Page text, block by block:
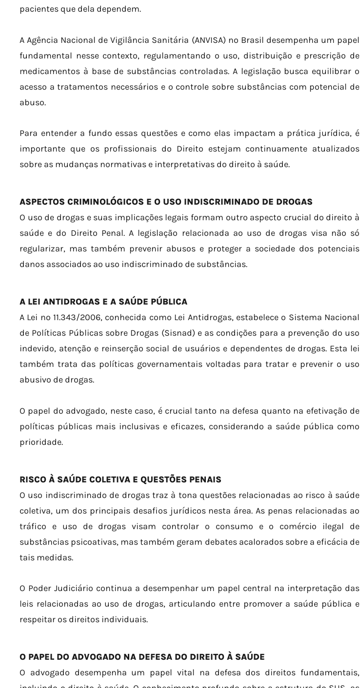
pacientes que dela dependem.
A Agência Nacional de Vigilância Sanitária (ANVISA) no Brasil desempenha um papel
fundamental nesse contexto, regulamentando o uso, distribuição e prescrição de
medicamentos à base de substâncias controladas. A legislação busca equilibrar o
acesso a tratamentos necessários e o controle sobre substâncias com potencial de
abuso.
Para entender a fundo essas questões e como elas impactam a prática jurídica, é
importante que os profissionais do Direito estejam continuamente atualizados
sobre as mudanças normativas e interpretativas do direito à saúde.
ASPECTOS CRIMINOLÓGICOS E O USO INDISCRIMINADO DE DROGAS
O uso de drogas e suas implicações legais formam outro aspecto crucial do direito à
saúde e do Direito Penal. A legislação relacionada ao uso de drogas visa não só
regularizar, mas também prevenir abusos e proteger a sociedade dos potenciais
danos associados ao uso indiscriminado de substâncias.
A LEI ANTIDROGAS E A SAÚDE PÚBLICA
A Lei nº 11.343/2006, conhecida como Lei Antidrogas, estabelece o Sistema Nacional
de Políticas Públicas sobre Drogas (Sisnad) e as condições para a prevenção do uso
indevido, atenção e reinserção social de usuários e dependentes de drogas. Esta lei
também trata das políticas governamentais voltadas para tratar e prevenir o uso
abusivo de drogas.
O papel do advogado, neste caso, é crucial tanto na defesa quanto na efetivação de
políticas públicas mais inclusivas e eficazes, considerando a saúde pública como
prioridade.
RISCO À SAÚDE COLETIVA E QUESTÕES PENAIS
O uso indiscriminado de drogas traz à tona questões relacionadas ao risco à saúde
coletiva, um dos principais desafios jurídicos nesta área. As penas relacionadas ao
tráfico e uso de drogas visam controlar o consumo e o comércio ilegal de
substâncias psicoativas, mas também geram debates acalorados sobre a eficácia de
tais medidas.
O Poder Judiciário continua a desempenhar um papel central na interpretação das
leis relacionadas ao uso de drogas, articulando entre promover a saúde pública e
respeitar os direitos individuais.
O PAPEL DO ADVOGADO NA DEFESA DO DIREITO À SAÚDE
O advogado desempenha um papel vital na defesa dos direitos fundamentais,